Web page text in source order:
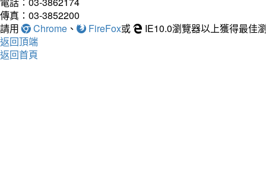
傳真：03-3852200
請用
Chrome 、 FireFox或
IE10.0瀏覽器以上獲得最佳
返回頂端
返回首頁